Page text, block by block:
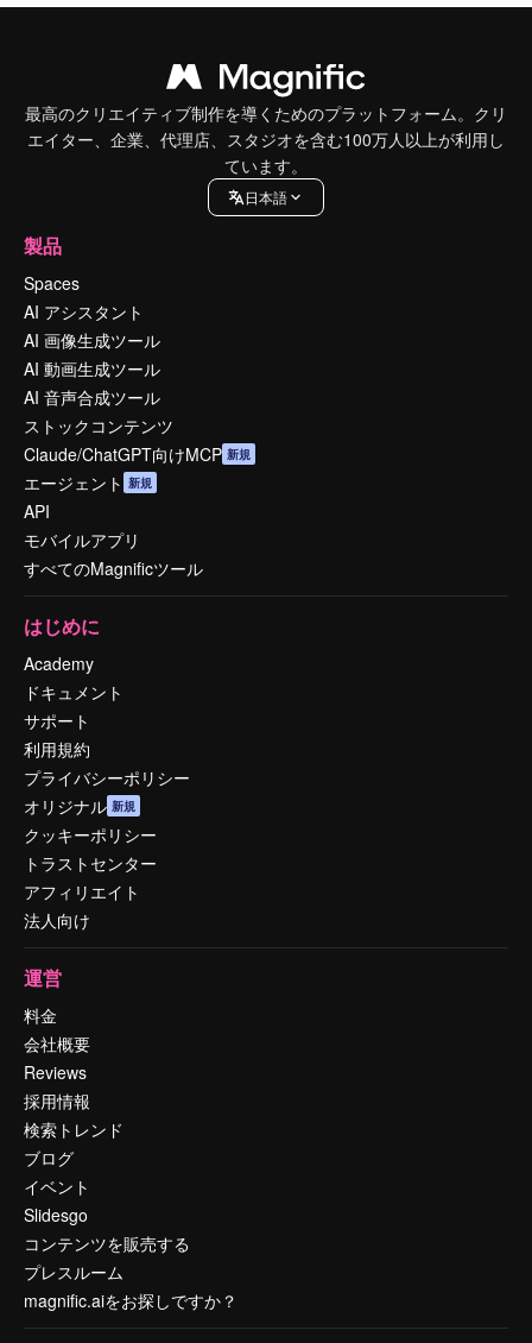
最高のクリエイティブ制作を導くためのプラットフォーム。クリ
エイター、企業、代理店、スタジオを含む100万人以上が利用し
ています。
日本語
製品
Spaces
AI アシスタント
AI 画像生成ツール
AI 動画生成ツール
AI 音声合成ツール
ストックコンテンツ
Claude/ChatGPT向けMCP 新規
エージェント 新規
API
モバイルアプリ
すべてのMagnificツール
はじめに
Academy
ドキュメント
サポート
利用規約
プライバシーポリシー
オリジナル 新規
クッキーポリシー
トラストセンター
アフィリエイト
法人向け
運営
料金
会社概要
Reviews
採用情報
検索トレンド
ブログ
イベント
Slidesgo
コンテンツを販売する
プレスルーム
magnific.aiをお探しですか？